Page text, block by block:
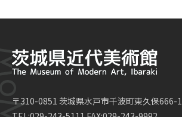
〒310-0851 茨城県水戸市千波町東久保666-1